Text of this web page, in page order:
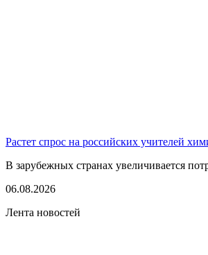
Растет спрос на российских учителей
В зарубежных странах увеличивается
06.08.2026
Лента новостей